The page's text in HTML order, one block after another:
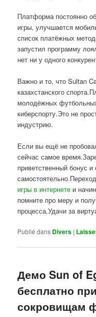
Платформа постоянно
игры, улучшается
список платёжных
запустил программу
нет ни у одного
Важно и то, что Sultan
казахстанского
молодёжных
киберспорту.Это не
индустрию.
Если вы ещё не
сейчас самое
приветственный бонус
игры в интернете и
помните про меру и
процесса.Удачи за
Publié dans Divers |
Демо Sun of
бесплатно
сокровищам